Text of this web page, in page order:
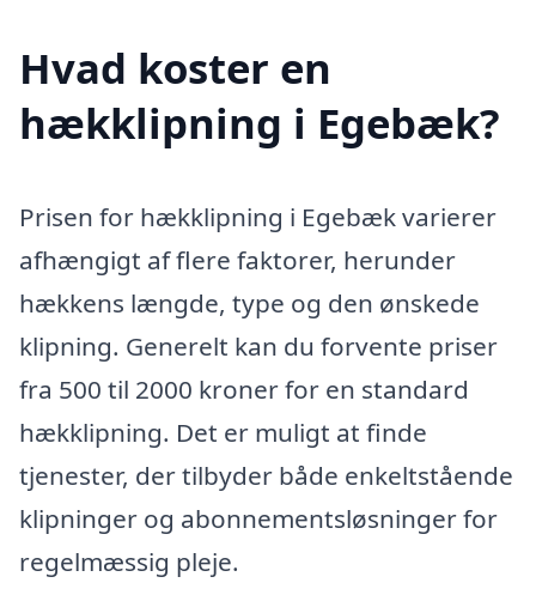
Hvad koster en
hækklipning i Egebæk?
Prisen for hækklipning i Egebæk varierer
afhængigt af flere faktorer, herunder
hækkens længde, type og den ønskede
klipning. Generelt kan du forvente priser
fra 500 til 2000 kroner for en standard
hækklipning. Det er muligt at finde
tjenester, der tilbyder både enkeltstående
klipninger og abonnementsløsninger for
regelmæssig pleje.